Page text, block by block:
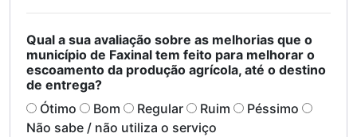
Qual a sua avaliação sobre as melhorias que o
município de Faxinal tem feito para melhorar o
escoamento da produção agrícola, até o destino
de entrega?
Ótimo
Bom Regular Ruim
Péssimo
Não sabe / não utiliza o serviço